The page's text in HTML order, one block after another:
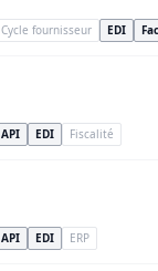
Cycle fournisseur EDI
API EDI Fiscalité
API EDI ERP